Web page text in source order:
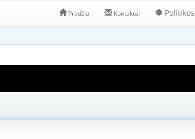
Pradžia Kontaktai Politikos